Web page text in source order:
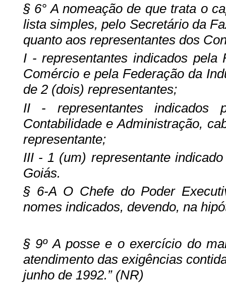
§ 6° A nomeação de que trata o
lista simples, pelo Secretário da
quanto aos representantes dos
I - representantes indicados pela
Comércio e pela Federação da
de 2 (dois) representantes;
II - representantes indicados
Contabilidade e Administração,
representante;
III - 1 (um) representante
Goiás.
§ 6-A O Chefe do Poder
nomes indicados, devendo, na
§ 9º A posse e o exercício do
atendimento das exigências
junho de 1992.” (NR)